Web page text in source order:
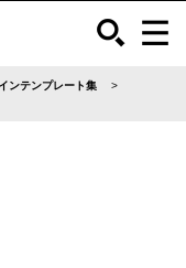
ンテンプレート集